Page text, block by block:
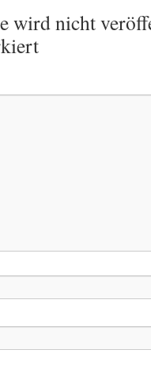
wird nicht